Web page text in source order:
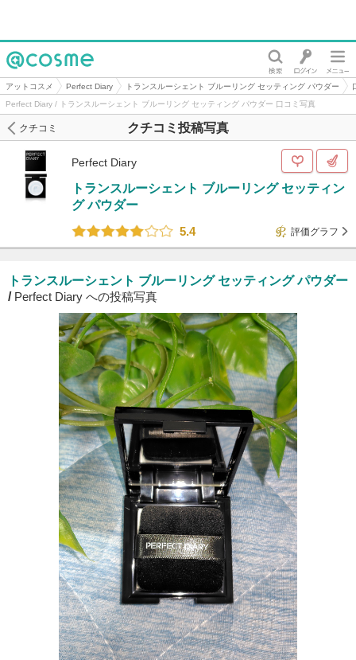
@cosme
アットコスメ Perfect Diary トランスルーシェント ブルーリング セッティング パウダー
Perfect Diary / トランスルーシェント ブルーリング セッティング パウダー 口コミ写真
クチコミ投稿写真
クチコミ
Perfect Diary
トランスルーシェント ブルーリング セッティン
グ パウダー
5.4
評価グラフ
トランスルーシェント ブルーリング セッティング パウダー
/ Perfect Diary への投稿写真